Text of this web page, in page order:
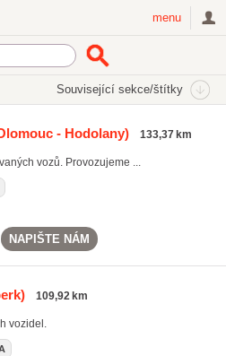
menu
Související sekce/štítky
(1232)
- Hodolany) 133,37 km
vozů. Provozujeme ...
NAPIŠTE NÁM
109,92 km
vozidel.